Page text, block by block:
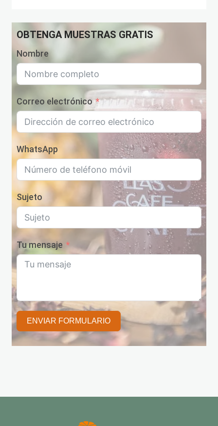
OBTENGA MUESTRAS GRATIS
Nombre
Correo electrónico
WhatsApp
Sujeto
Tu mensaje
ENVIAR FORMULARIO